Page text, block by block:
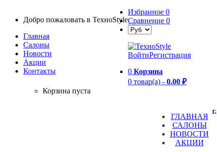
Добро пожаловать в TexноStyle
Главная
Салоны
Новости
Aкции
Контакты
Избранное 0
Сравнение 0
ВойтиРегистрация
0 Корзина
0 товар(а) - 0.00 ₽
Корзина пуста
ГЛАВНАЯ
САЛОНЫ
НОВОСТИ
АКЦИИ